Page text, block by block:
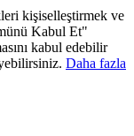
kişiselleştirmek ve
Kabul Et"
kabul edebilir
Daha fazla